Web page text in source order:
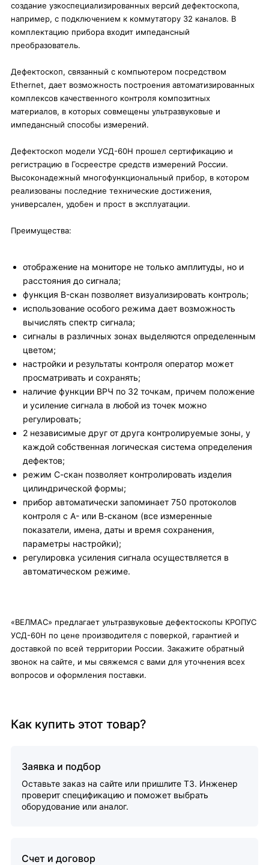
создание узкоспециализированных версий дефектоскопа,
например, с подключением к коммутатору 32 каналов. В
комплектацию прибора входит импедансный
преобразователь.
Дефектоскоп, связанный с компьютером посредством
Ethernet, дает возможность построения автоматизированных
комплексов качественного контроля композитных
материалов, в которых совмещены ультразвуковые и
импедансный способы измерений.
Дефектоскоп модели УСД-60Н прошел сертификацию и
регистрацию в Госреестре средств измерений России.
Высоконадежный многофункциональный прибор, в котором
реализованы последние технические достижения,
универсален, удобен и прост в эксплуатации.
Преимущества:
отображение на мониторе не только амплитуды, но и
расстояния до сигнала;
функция B-скан позволяет визуализировать контроль;
использование особого режима дает возможность
вычислять спектр сигнала;
сигналы в различных зонах выделяются определенным
цветом;
настройки и результаты контроля оператор может
просматривать и сохранять;
наличие функции ВРЧ по 32 точкам, причем положение
и усиление сигнала в любой из точек можно
регулировать;
2 независимые друг от друга контролируемые зоны, у
каждой собственная логическая система определения
дефектов;
режим С-скан позволяет контролировать изделия
цилиндрической формы;
прибор автоматически запоминает 750 протоколов
контроля с А- или В-сканом (все измеренные
показатели, имена, даты и время сохранения,
параметры настройки);
регулировка усиления сигнала осуществляется в
автоматическом режиме.
«ВЕЛМАС» предлагает ультразвуковые дефектоскопы КРОПУС
УСД-60Н по цене производителя с поверкой, гарантией и
доставкой по всей территории России. Закажите обратный
звонок на сайте, и мы свяжемся с вами для уточнения всех
вопросов и оформления поставки.
Как купить этот товар?
Заявка и подбор
Оставьте заказ на сайте или пришлите ТЗ. Инженер
проверит спецификацию и поможет выбрать
оборудование или аналог.
Счет и договор